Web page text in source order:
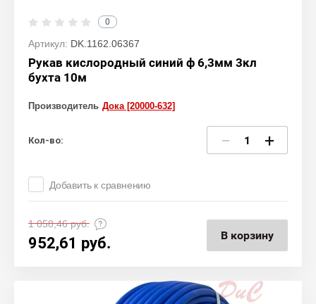
0
Артикул: DK.1162.06367
Рукав кислородный синий ф 6,3мм 3кл
бухта 10м
Производитель Дока [20000-632]
Кол-во: − +
Добавить к сравнению
1 058,46руб.
952,61 руб. В корзину